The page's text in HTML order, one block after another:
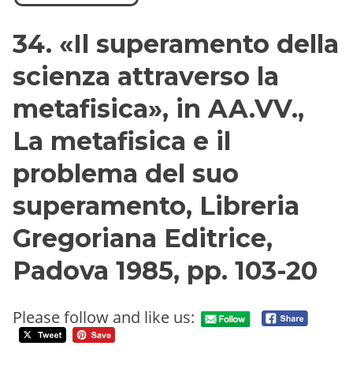
34. «Il superamento della
scienza attraverso la
metafisica», in AA.VV.,
La metafisica e il
problema del suo
superamento, Libreria
Gregoriana Editrice,
Padova 1985, pp. 103-20
Please follow and like us: